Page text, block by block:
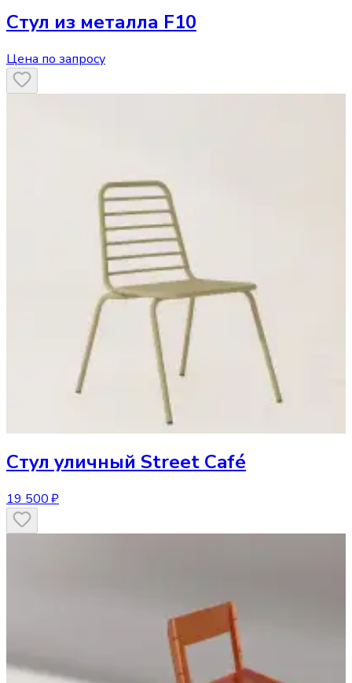
Стул из металла F10
Цена по запросу
Стул уличный Street Café
19 500 ₽